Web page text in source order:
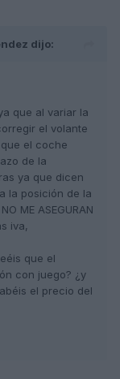
dijo:
que al variar la
el volante
el coche
de la
ya que dicen
la posición de la
ME ASEGURAN
iva,
que el
con juego? ¿y
el precio del